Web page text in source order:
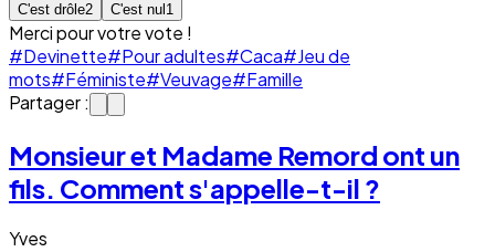
C'est drôle2 C'est nul 1
Merci pour votre vote !
#Devinette#Pour adultes#Caca#Jeu de
mots#Féministe#Veuvage#Famille
Partager :
Monsieur et Madame Remord ont un
fils. Comment s'appelle-t-il ?
Yves